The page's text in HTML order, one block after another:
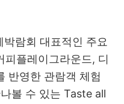
람회 대표적인 주요
피플레이그라운드, 디
반영한 관람객 체험
볼 수 있는 Taste all